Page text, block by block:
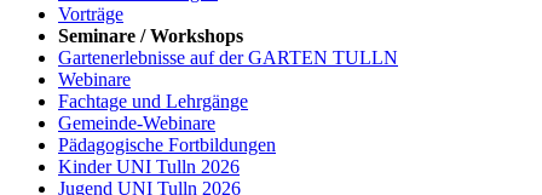
Vorträge
Seminare / Workshops
Gartenerlebnisse auf der GARTEN TULLN
Webinare
Fachtage und Lehrgänge
Gemeinde-Webinare
Pädagogische Fortbildungen
Kinder UNI Tulln 2026
Jugend UNI Tulln 2026